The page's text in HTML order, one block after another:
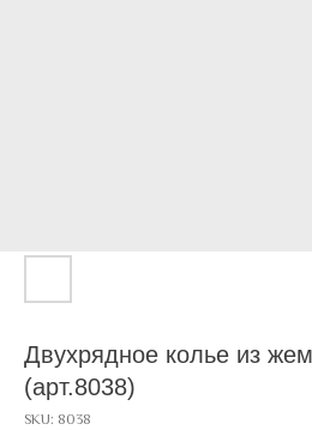
Двухрядное колье из
(арт.8038)
SKU: 8038